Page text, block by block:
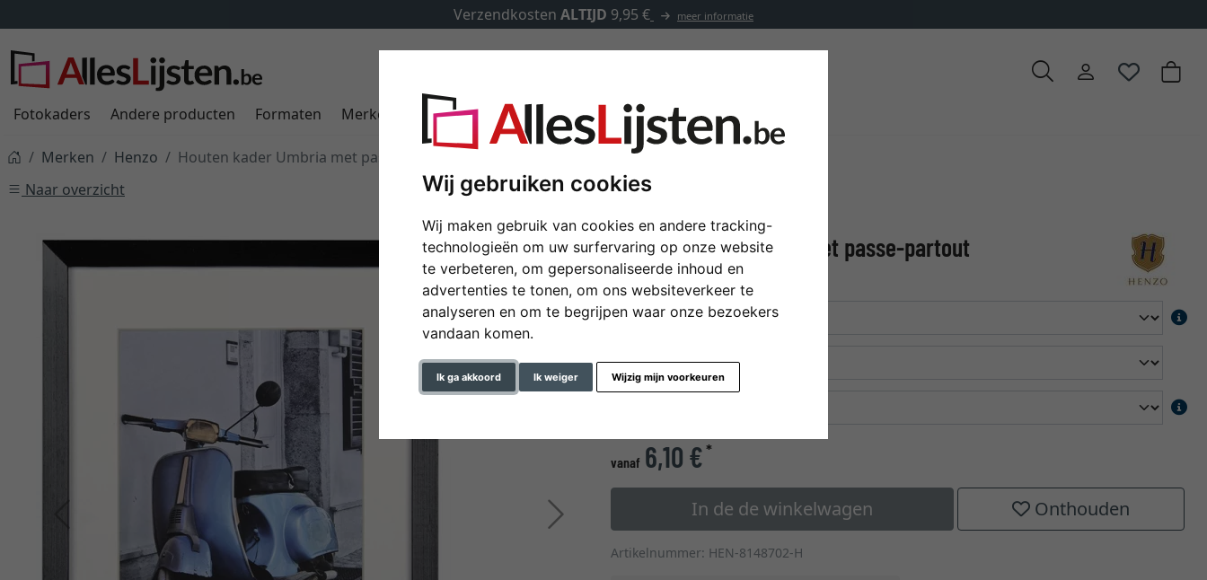
Wij gebruiken cookies
Wij maken gebruik van cookies en andere tracking-
technologieën om uw surfervaring op onze website
te verbeteren, om gepersonaliseerde inhoud en
advertenties te tonen, om ons websiteverkeer te
analyseren en om te begrijpen waar onze bezoekers
vandaan komen.
Ik ga akkoord Ik weiger Wijzig mijn voorkeuren
Verzendkosten ALTIJD 9,95 € meer informatie
Fotokaders Andere producten Formaten Merken Kaders op maat Passe-partouts Toebehoren
Merken Henzo
Houten kader Umbria met passe-partout
Naar overzicht
Verder
Houten kader Umbria met passe-partout
formaat
kleur
vanaf 6,10 €*
In de de winkelwagen Onthouden
Artikelnummer: HEN-8148702-H